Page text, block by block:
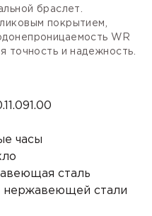
браслет.
покрытием,
WR
точность и надежность.
часы
сталь
нержавеющей стали